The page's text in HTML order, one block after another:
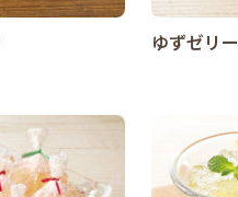
ゆずゼリー